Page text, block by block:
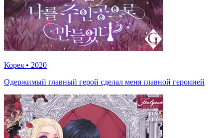
Корея • 2020
Одержимый главный герой сделал меня главной героиней